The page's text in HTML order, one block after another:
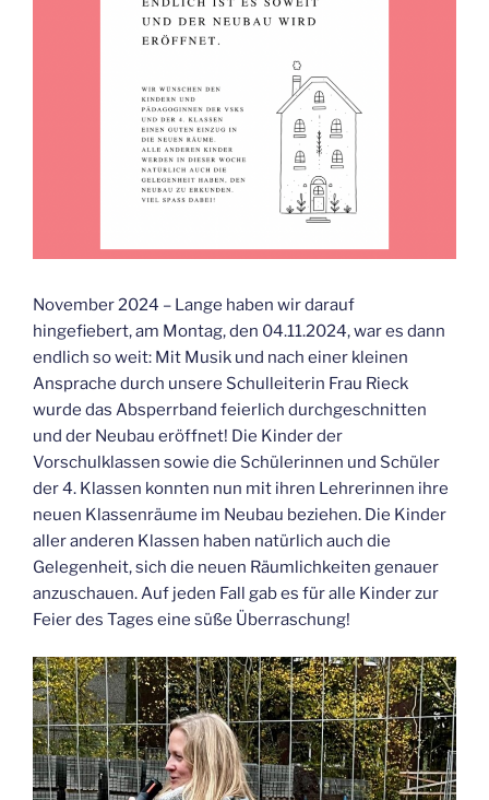
November 2024 – Lange haben wir darauf
hingefiebert, am Montag, den 04.11.2024, war es dann
endlich so weit: Mit Musik und nach einer kleinen
Ansprache durch unsere Schulleiterin Frau Rieck
wurde das Absperrband feierlich durchgeschnitten
und der Neubau eröffnet! Die Kinder der
Vorschulklassen sowie die Schülerinnen und Schüler
der 4. Klassen konnten nun mit ihren Lehrerinnen ihre
neuen Klassenräume im Neubau beziehen. Die Kinder
aller anderen Klassen haben natürlich auch die
Gelegenheit, sich die neuen Räumlichkeiten genauer
anzuschauen. Auf jeden Fall gab es für alle Kinder zur
Feier des Tages eine süße Überraschung!